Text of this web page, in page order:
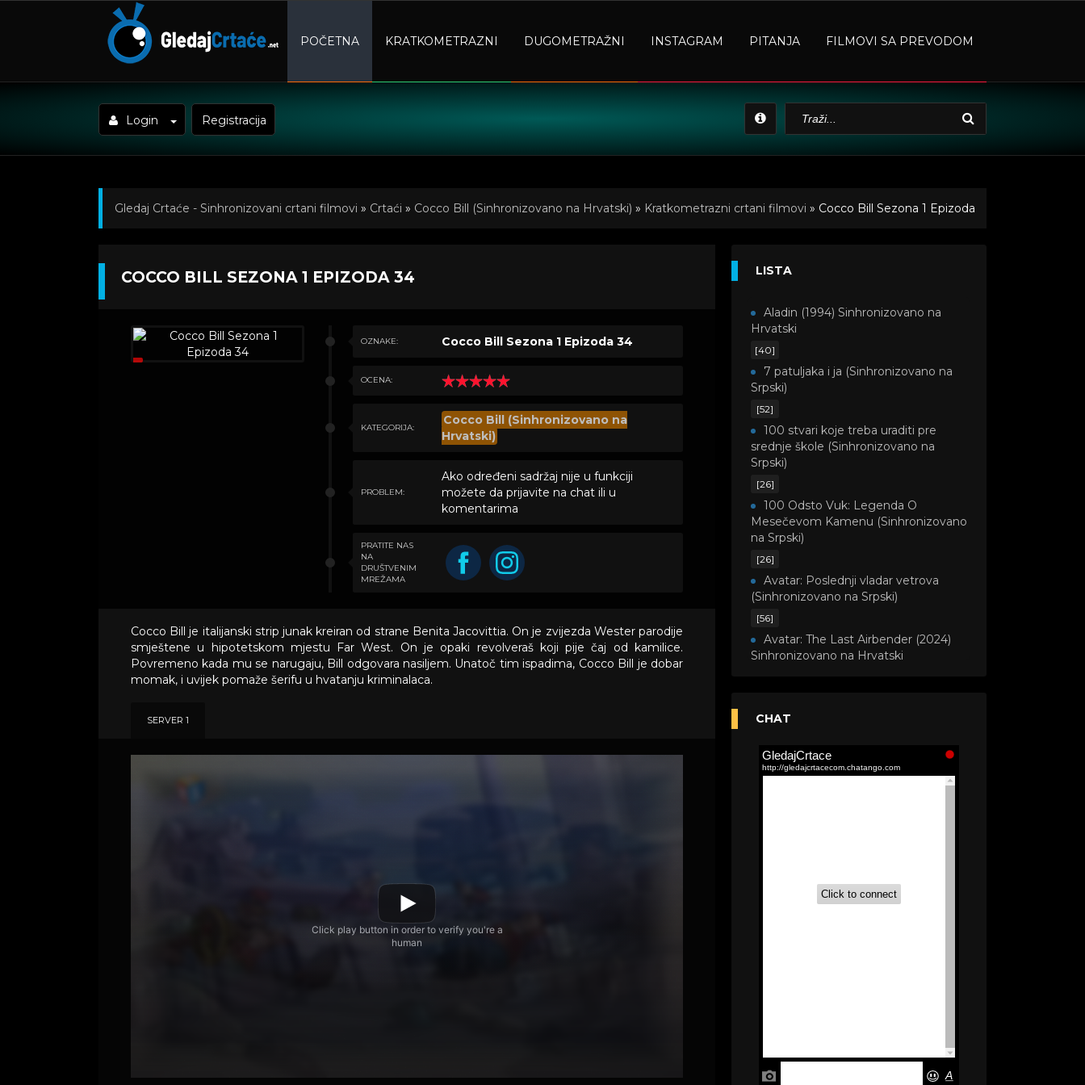
POČETNA KRATKOMETRAZNI DUGOMETRAŽNI INSTAGRAM PITANJA FILMOVI SA PREVODOM
Login Registracija
Gledaj Crtaće - Sinhronizovani crtani filmovi » Crtaći » Cocco Bill (Sinhronizovano na Hrvatski) » Kratkometrazni crtani filmovi » Cocco Bill Sezona 1 Epizoda
COCCO BILL SEZONA 1 EPIZODA 34
OZNAKE: Cocco Bill Sezona 1 Epizoda 34
OCENA:
KATEGORIJA:
Cocco Bill (Sinhronizovano na
Hrvatski)
PROBLEM:
Ako određeni sadržaj nije u funkciji
možete da prijavite na chat ili u
komentarima
PRATITE NAS
NA
DRUŠTVENIM
MREŽAMA
Cocco Bill je italijanski strip junak kreiran od strane Benita Jacovittia. On je zvijezda Wester parodije
smještene u hipotetskom mjestu Far West. On je opaki revolveraš koji pije čaj od kamilice.
Povremeno kada mu se narugaju, Bill odgovara nasiljem. Unatoč tim ispadima, Cocco Bill je dobar
momak, i uvijek pomaže šerifu u hvatanju kriminalaca.
SERVER 1
LISTA
Aladin (1994) Sinhronizovano na
Hrvatski
[40]
7 patuljaka i ja (Sinhronizovano na
Srpski)
[52]
100 stvari koje treba uraditi pre
srednje škole (Sinhronizovano na
Srpski)
[26]
100 Odsto Vuk: Legenda O
Mesečevom Kamenu (Sinhronizovano
na Srpski)
[26]
Avatar: Poslednji vladar vetrova
(Sinhronizovano na Srpski)
[56]
Avatar: The Last Airbender (2024)
Sinhronizovano na Hrvatski
(Sinhronizovano na Srpski)
Akademija čarolija (Wits Academy)
Sinhronizovano na Srpski
Tunes,2020) Sinhronizovano na Srpski
Okura (Sinhronizovano na Srpski)
CHAT